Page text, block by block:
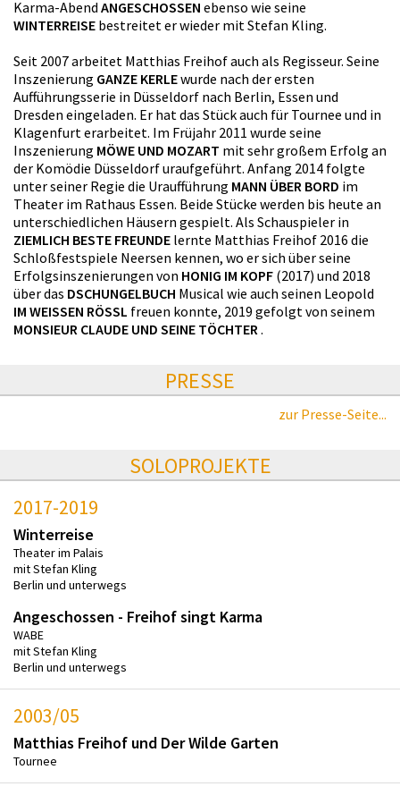
Karma-Abend ANGESCHOSSEN ebenso wie seine
WINTERREISE bestreitet er wieder mit Stefan Kling.
Seit 2007 arbeitet Matthias Freihof auch als Regisseur. Seine
Inszenierung GANZE KERLEwurde nach der ersten
Aufführungsserie in Düsseldorf nach Berlin, Essen und
Dresden eingeladen. Er hat das Stück auch für Tournee und in
Klagenfurt erarbeitet. Im Früjahr 2011 wurde seine
Inszenierung MÖWE UND MOZART mit sehr großem Erfolg an
der Komödie Düsseldorf uraufgeführt. Anfang 2014 folgte
unter seiner Regie die Uraufführung MANN ÜBER BORD im
Theater im Rathaus Essen. Beide Stücke werden bis heute an
unterschiedlichen Häusern gespielt. Als Schauspieler in
ZIEMLICH BESTE FREUNDE lernte Matthias Freihof 2016 die
Schloßfestspiele Neersen kennen, wo er sich über seine
Erfolgsinszenierungen von HONIG IM KOPF (2017) und 2018
über das DSCHUNGELBUCH Musical wie auch seinen Leopold
IM WEISSEN RÖSSL freuen konnte, 2019 gefolgt von seinem
MONSIEUR CLAUDE UND SEINE TÖCHTER .
PRESSE
zur Presse-Seite...
SOLOPROJEKTE
2017-2019
Winterreise
Theater im Palais
mit Stefan Kling
Berlin und unterwegs
Angeschossen - Freihof singt Karma
WABE
mit Stefan Kling
Berlin und unterwegs
2003/05
Matthias Freihof und Der Wilde Garten
Tournee